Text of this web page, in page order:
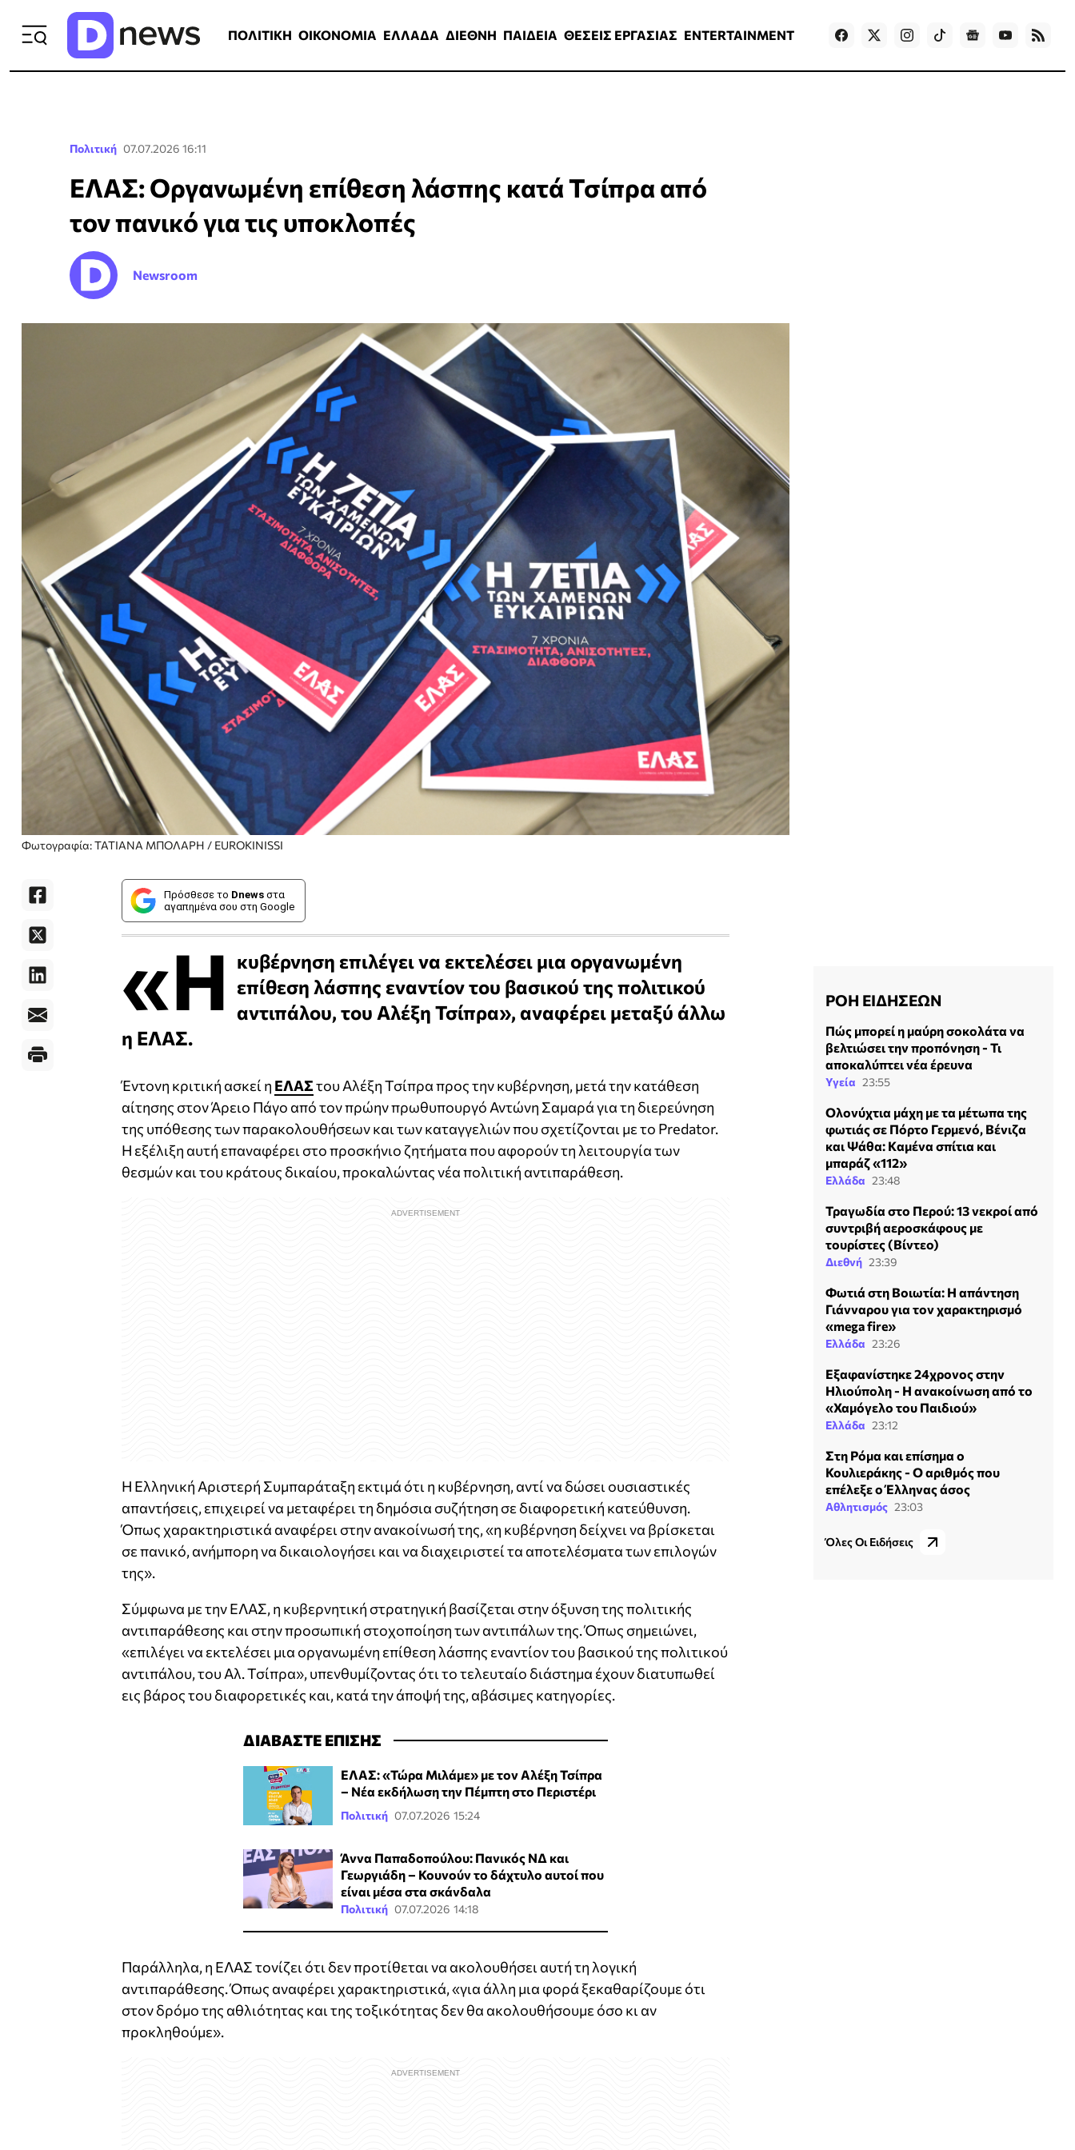
ΠΟΛΙΤΙΚΗ ΟΙΚΟΝΟΜΙΑ ΕΛΛΑΔΑ ΔΙΕΘΝΗ ΠΑΙΔΕΙΑ ΘΕΣΕΙΣ ΕΡΓΑΣΙΑΣ ENTERTAINMENT Games
Πολιτική 07.07.2026 16:11
ΕΛΑΣ: Οργανωμένη επίθεση λάσπης κατά Τσίπρα από
τον πανικό για τις υποκλοπές
Newsroom
Φωτογραφία: ΤΑΤΙΑΝΑ ΜΠΟΛΑΡΗ / EUROKINISSI
Πρόσθεσε το Dnews στα
αγαπημένα σου στη Google
«Η κυβέρνηση επιλέγει να εκτελέσει μια οργανωμένη
επίθεση λάσπης εναντίον του βασικού της πολιτικού
αντιπάλου, του Αλέξη Τσίπρα», αναφέρει μεταξύ άλλω
η ΕΛΑΣ.
Έντονη κριτική ασκεί η ΕΛΑΣτου Αλέξη Τσίπρα προς την κυβέρνηση, μετά την κατάθεση
αίτησης στον Άρειο Πάγο από τον πρώην πρωθυπουργό Αντώνη Σαμαρά για τη διερεύνηση
της υπόθεσης των παρακολουθήσεων και των καταγγελιών που σχετίζονται με το Predator.
Η εξέλιξη αυτή επαναφέρει στο προσκήνιο ζητήματα που αφορούν τη λειτουργία των
θεσμών και του κράτους δικαίου, προκαλώντας νέα πολιτική αντιπαράθεση.
Η Ελληνική Αριστερή Συμπαράταξη εκτιμά ότι η κυβέρνηση, αντί να δώσει ουσιαστικές
απαντήσεις, επιχειρεί να μεταφέρει τη δημόσια συζήτηση σε διαφορετική κατεύθυνση.
Όπως χαρακτηριστικά αναφέρει στην ανακοίνωσή της, «η κυβέρνηση δείχνει να βρίσκεται
σε πανικό, ανήμπορη να δικαιολογήσει και να διαχειριστεί τα αποτελέσματα των επιλογών
της».
Σύμφωνα με την ΕΛΑΣ, η κυβερνητική στρατηγική βασίζεται στην όξυνση της πολιτικής
αντιπαράθεσης και στην προσωπική στοχοποίηση των αντιπάλων της. Όπως σημειώνει,
«επιλέγει να εκτελέσει μια οργανωμένη επίθεση λάσπης εναντίον του βασικού της πολιτικού
αντιπάλου, του Αλ. Τσίπρα», υπενθυμίζοντας ότι το τελευταίο διάστημα έχουν διατυπωθεί
εις βάρος του διαφορετικές και, κατά την άποψή της, αβάσιμες κατηγορίες.
ΔΙΑΒΑΣΤΕ ΕΠΙΣΗΣ
ΕΛΑΣ: «Τώρα Μιλάμε» με τον Αλέξη Τσίπρα
– Νέα εκδήλωση την Πέμπτη στο Περιστέρι
Πολιτική 07.07.2026 15:24
Άννα Παπαδοπούλου: Πανικός ΝΔ και
Γεωργιάδη – Κουνούν το δάχτυλο αυτοί που
είναι μέσα στα σκάνδαλα
Πολιτική 07.07.2026 14:18
Παράλληλα, η ΕΛΑΣ τονίζει ότι δεν προτίθεται να ακολουθήσει αυτή τη λογική
αντιπαράθεσης. Όπως αναφέρει χαρακτηριστικά, «για άλλη μια φορά ξεκαθαρίζουμε ότι
στον δρόμο της αθλιότητας και της τοξικότητας δεν θα ακολουθήσουμε όσο κι αν
προκληθούμε».
ΡΟΗ ΕΙΔΗΣΕΩΝ
Πώς μπορεί η μαύρη σοκολάτα να
βελτιώσει την προπόνηση - Τι
αποκαλύπτει νέα έρευνα
Υγεία 23:55
Ολονύχτια μάχη με τα μέτωπα της
φωτιάς σε Πόρτο Γερμενό, Βένιζα
και Ψάθα: Kαμένα σπίτια και
μπαράζ «112»
Ελλάδα 23:48
Τραγωδία στο Περού: 13 νεκροί από
συντριβή αεροσκάφους με
τουρίστες (Βίντεο)
Διεθνή 23:39
Φωτιά στη Βοιωτία: Η απάντηση
Γιάνναρου για τον χαρακτηρισμό
«mega fire»
Ελλάδα 23:26
Εξαφανίστηκε 24χρονος στην
Ηλιούπολη - Η ανακοίνωση από το
«Χαμόγελο του Παιδιού»
Ελλάδα 23:12
Στη Ρόμα και επίσημα ο
Κουλιεράκης - Ο αριθμός που
επέλεξε ο Έλληνας άσος
Αθλητισμός 23:03
Όλες Οι Ειδήσεις